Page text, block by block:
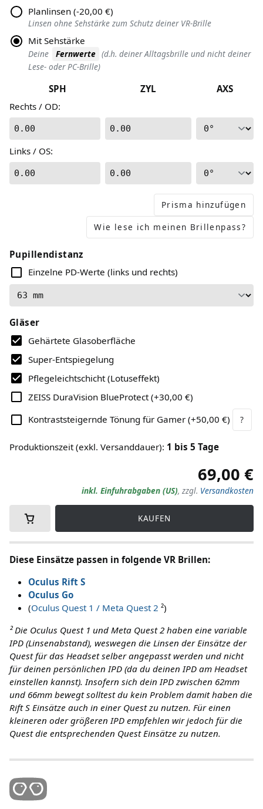
Planlinsen (-20,00 €)
Linsen ohne Sehstärke zum Schutz deiner VR-Brille
Mit Sehstärke
Deine Fernwerte (d.h. deiner Alltagsbrille und nicht deiner
Lese- oder PC-Brille)
SPH ZYL
AXS
Rechts / OD:
0.00 0.00
Links / OS:
0.00 0.00
Prisma hinzufügen
Wie lese ich meinen Brillenpass?
Pupillendistanz
Einzelne PD-Werte (links und rechts)
Gläser
Gehärtete Glasoberfläche
Super-Entspiegelung
Pflegeleichtschicht (Lotuseffekt)
ZEISS DuraVision BlueProtect (+30,00 €)
Kontraststeigernde Tönung für Gamer (+50,00 €) ?
Produktionszeit (exkl. Versanddauer): 1 bis 5 Tage
69,00 €
inkl. Einfuhrabgaben (US), zzgl. Versandkosten
KAUFEN
Diese Einsätze passen in folgende VR Brillen:
Oculus Rift S
Oculus Go
(Oculus Quest 1 / Meta Quest 2 ²)
² Die Oculus Quest 1 und Meta Quest 2 haben eine variable
IPD (Linsenabstand), weswegen die Linsen der Einsätze der
Quest für das Headset selber angepasst werden und nicht
für deinen persönlichen IPD (da du deinen IPD am Headset
einstellen kannst). Insofern sich dein IPD zwischen 62mm
und 66mm bewegt solltest du kein Problem damit haben die
Rift S Einsätze auch in einer Quest zu nutzen. Für einen
kleineren oder größeren IPD empfehlen wir jedoch für die
Quest die entsprechenden Quest Einsätze zu nutzen.